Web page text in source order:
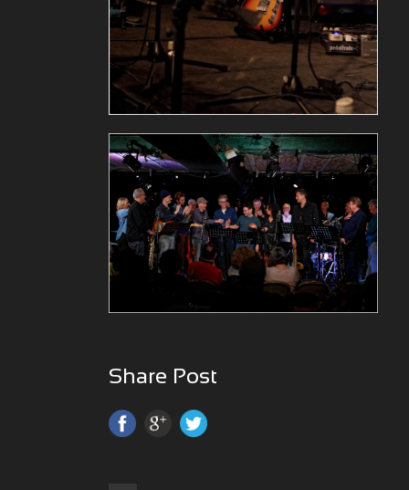
Share Post